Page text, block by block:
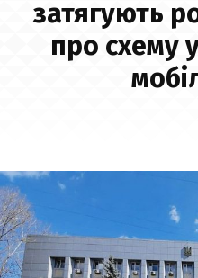
затягують
про схему